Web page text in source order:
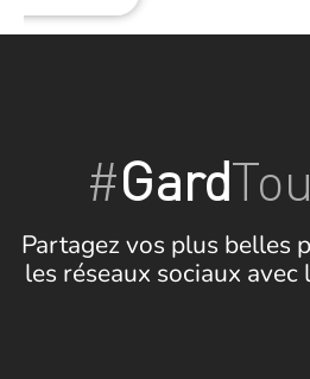
#Gard
Partagez vos plus belles
les réseaux sociaux